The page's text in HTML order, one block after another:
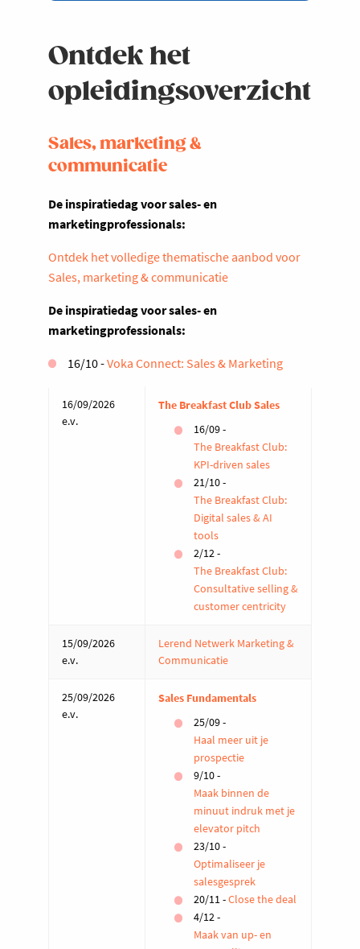
Ontdek het
opleidingsoverzicht
Sales, marketing &
communicatie
De inspiratiedag voor sales- en
marketingprofessionals:
Ontdek het volledige thematische aanbod voor
Sales, marketing & communicatie
De inspiratiedag voor sales- en
marketingprofessionals:
16/10 -Voka Connect: Sales & Marketing
16/09/2026
e.v.
The Breakfast Club Sales
16/09 -
The Breakfast Club:
KPI-driven sales
21/10 -
The Breakfast Club:
Digital sales & AI
tools
2/12 -
The Breakfast Club:
Consultative selling &
customer centricity
15/09/2026
e.v.
Lerend Netwerk Marketing &
Communicatie
25/09/2026
e.v.
Sales Fundamentals
25/09 -
Haal meer uit je
prospectie
9/10 -
Maak binnen de
minuut indruk met je
elevator pitch
23/10 -
Optimaliseer je
salesgesprek
20/11 -Close the deal
4/12 -
Maak van up- en